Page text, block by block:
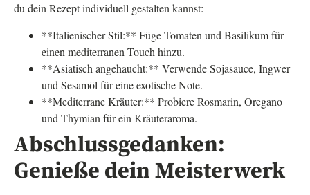
du dein Rezept individuell gestalten kannst:
**Italienischer Stil:** Füge Tomaten und Basilikum für
einen mediterranen Touch hinzu.
**Asiatisch angehaucht:** Verwende Sojasauce, Ingwer
und Sesamöl für eine exotische Note.
**Mediterrane Kräuter:** Probiere Rosmarin, Oregano
und Thymian für ein Kräuteraroma.
Abschlussgedanken:
Genieße dein Meisterwerk